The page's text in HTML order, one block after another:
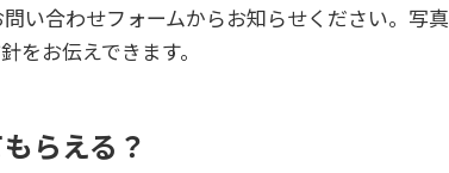
い合わせフォームからお知らせください。写真
をお伝えできます。
らえる？